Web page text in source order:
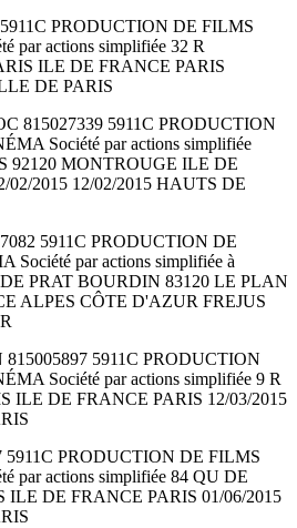
PRODUCTION DE FILMS
par actions simplifiée 32 R
ILE DE FRANCE PARIS
DE PARIS
815027339 5911C PRODUCTION
Société par actions simplifiée
92120 MONTROUGE ILE DE
2015 12/02/2015 HAUTS DE
5911C PRODUCTION DE
par actions simplifiée à
PRAT BOURDIN 83120 LE PLAN
ALPES CÔTE D'AZUR FREJUS
5911C PRODUCTION
Société par actions simplifiée 9 R
ILE DE FRANCE PARIS 12/03/2015
PRODUCTION DE FILMS
par actions simplifiée 84 QU DE
ILE DE FRANCE PARIS 01/06/2015